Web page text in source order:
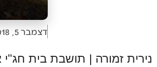
דצמבר 5, 2018
נירית זמורה | תושבת בית